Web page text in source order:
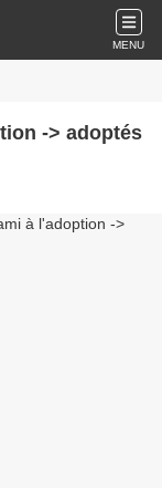
MENU
-> adoptés